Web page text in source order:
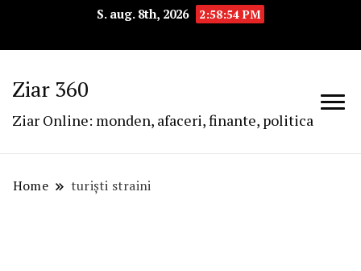
S. aug. 8th, 2026 2:58:54 PM
Ziar 360
Ziar Online: monden, afaceri, finante, politica
Home turiști straini